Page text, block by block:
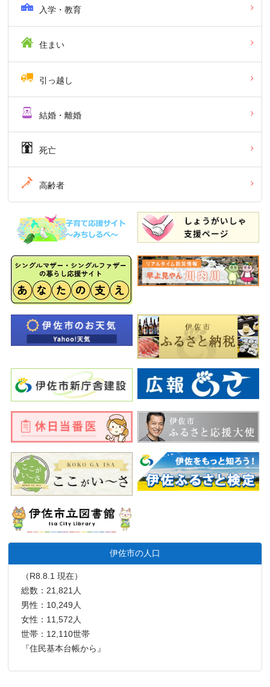
入学・教育
住まい
引っ越し
結婚・離婚
死亡
高齢者
伊佐市の人口
（R8.8.1 現在）
総数：21,821人
男性：10,249人
女性：11,572人
世帯：12,110世帯
『住民基本台帳から』